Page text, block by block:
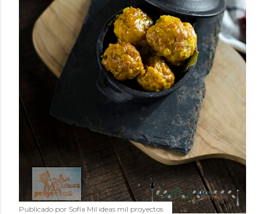
Publicado por Sofía Mil ideas mil proyectos